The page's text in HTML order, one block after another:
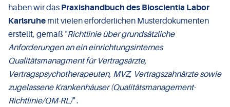
haben wir das Praxishandbuch des Bioscientia Labor
Karlsruhe mit vielen erforderlichen Musterdokumenten
erstellt, gemäß "Richtlinie über grundsätzliche
Anforderungen an ein einrichtungsinternes
Qualitätsmanagment für Vertragsärzte,
Vertragspsychotherapeuten, MVZ, Vertragszahnärzte sowie
zugelassene Krankenhäuser (Qualitätsmanagement-
Richtlinie/QM-RL)" .